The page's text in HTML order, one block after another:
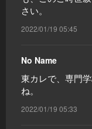
さい。
2022/01/19 05:45
No Name
東カレで、専門
ね。
2022/01/19 05:33